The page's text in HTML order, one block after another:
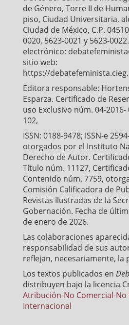
de Género, Torre II de
piso, Ciudad Universitaria,
Ciudad de México, C.P.
0020, 5623-0021 y 5623-
electrónico:
sitio web:
https://
Editora responsable:
Esparza. Certificado de
uso Exclusivo núm. 04-2016-
102,
ISSN: 0188-9478; ISSN-e
otorgados por el Instituto
Derecho de Autor.
Título núm. 11127,
Contenido núm. 7759,
Comisión Calificadora de
Revistas Ilustradas de la
Gobernación. Fecha de
de enero de 2026.
Las colaboraciones
responsabilidad de sus
reflejan, necesariamente, la
Los textos publicados en
distribuyen bajo la licencia
Atribución-No Comercial-No
Internacional